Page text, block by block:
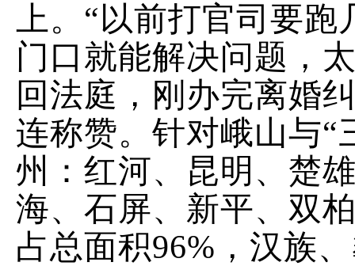
上。 “以前打官司要跑
门口就能解决问题，
回法庭，刚办完离婚
连称赞。针对峨山与“
州：红河、昆明、楚
海、石屏、新平、双
占总面积96% ，汉族